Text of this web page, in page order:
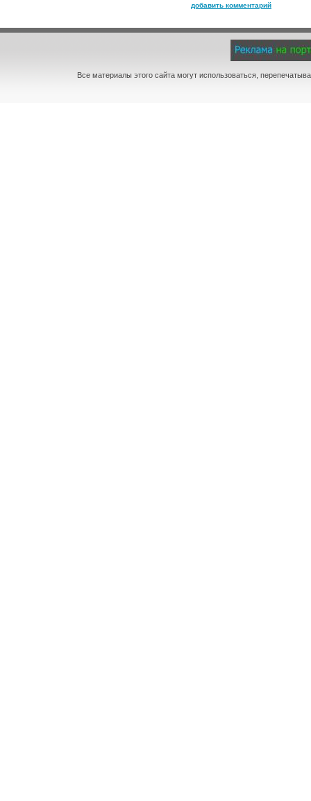
добавить комментарий
Все материалы этого сайта могут использоваться,